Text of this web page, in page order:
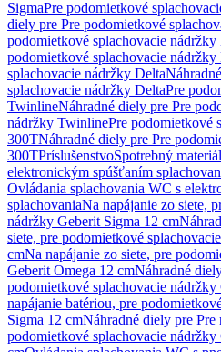
SigmaPre podomietkové
diely pre Pre podomietkové
podomietkové splachovacie nádržky
podomietkové splachovacie nádržky
splachovacie nádržky Delta
splachovacie nádržky DeltaPre
TwinlineNáhradné diely pre Pre
nádržky TwinlinePre podomietkové
300TNáhradné diely pre Pre
300TPríslušenstvoSpotrebný materiál
elektronickým spúšťaním
Ovládania splachovania WC s
splachovaniaNa napájanie zo siete,
nádržky Geberit Sigma 12 cm
siete, pre podomietkové
cmNa napájanie zo siete, pre
Geberit Omega 12 cmNáhradné
podomietkové splachovacie
napájanie batériou, pre
Sigma 12 cmNáhradné diely pre Pre
podomietkové splachovacie nádržky